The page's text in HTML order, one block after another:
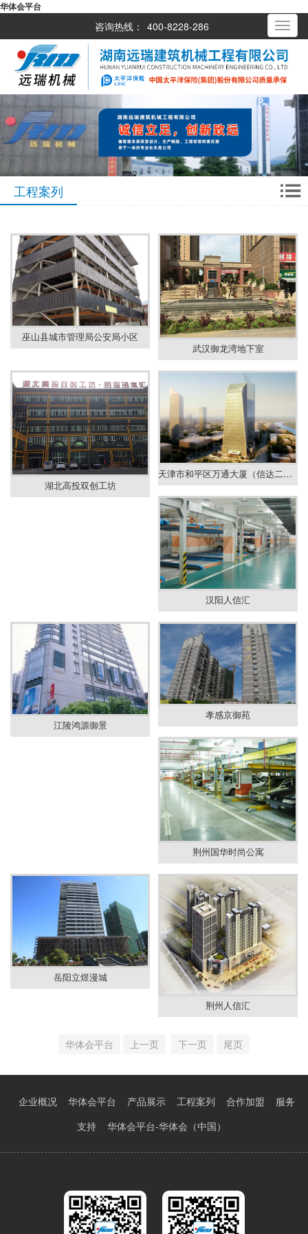
华体会平台
咨询热线： 400-8228-286
工程案列
巫山县城市管理局公安局小区
武汉御龙湾地下室
湖北高投双创工坊
天津市和平区万通大厦（信达二期）
汉阳人信汇
江陵鸿源御景
孝感京御苑
荆州国华时尚公寓
岳阳立煜漫城
荆州人信汇
华体会平台 上一页 下一页 尾页
企业概况 华体会平台 产品展示 工程案列 合作加盟
服务
支持
华体会平台-华体会（中国）
Toggle